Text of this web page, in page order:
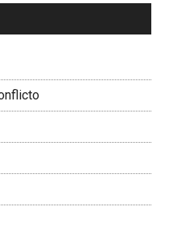
01:04
Corporación